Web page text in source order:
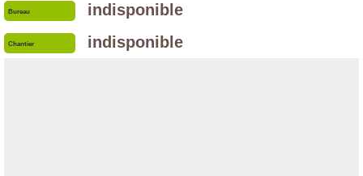
Bureau indisponible
Chantier indisponible